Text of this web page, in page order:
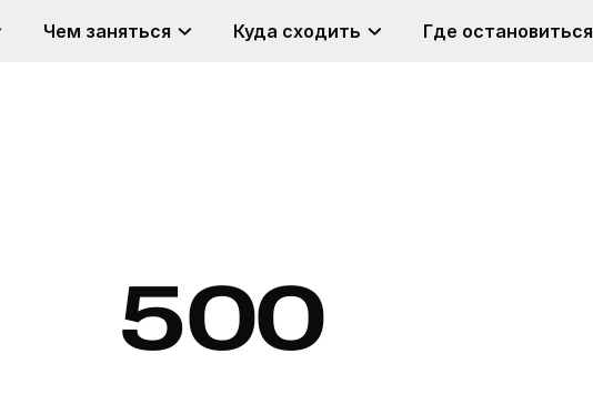
Чем заняться Куда сходить Где остановиться
500